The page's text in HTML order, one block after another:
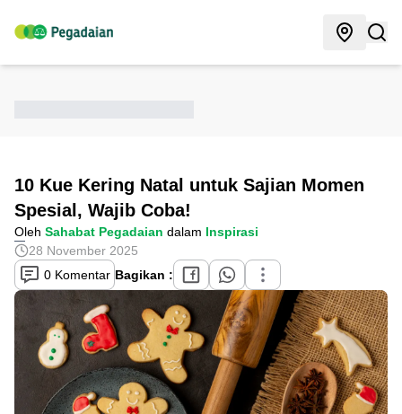
10 Kue Kering Natal untuk Sajian Momen
Spesial, Wajib Coba!
Oleh Sahabat Pegadaian dalam Inspirasi
28 November 2025
0 Komentar Bagikan :